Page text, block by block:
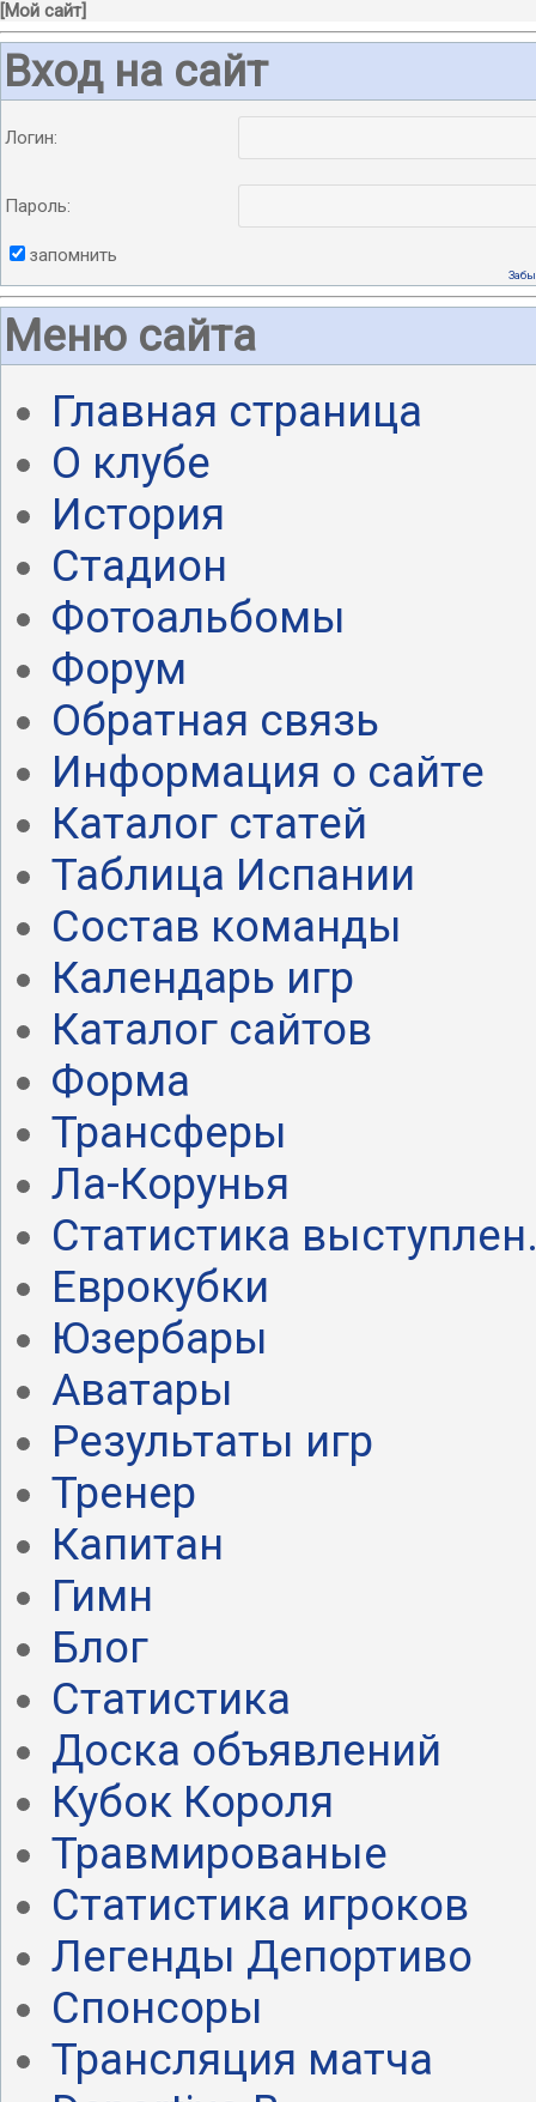
[Мой сайт]
Вход на сайт
Логин:
Пароль:
запомнить
Меню сайта
Главная страница
О клубе
История
Стадион
Фотоальбомы
Форум
Обратная связь
Информация о сайте
Каталог статей
Таблица Испании
Состав команды
Календарь игр
Каталог сайтов
Форма
Трансферы
Ла-Корунья
Статистика
Еврокубки
Юзербары
Аватары
Результаты игр
Тренер
Капитан
Гимн
Блог
Статистика
Доска объявлений
Кубок Короля
Травмированые
Статистика игроков
Легенды Депортиво
Спонсоры
Трансляция матча